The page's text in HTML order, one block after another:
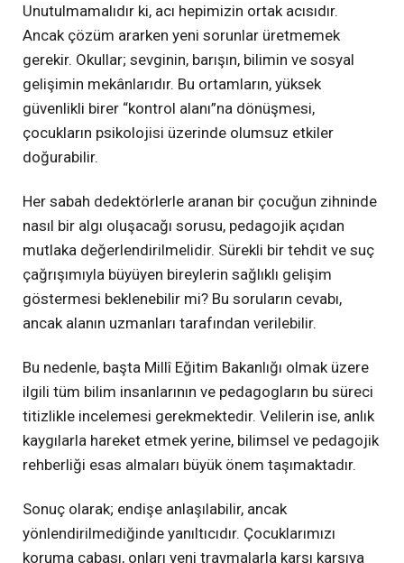
Unutulmamalıdır ki, acı hepimizin ortak acısıdır.
Ancak çözüm ararken yeni sorunlar üretmemek
gerekir. Okullar; sevginin, barışın, bilimin ve sosyal
gelişimin mekânlarıdır. Bu ortamların, yüksek
güvenlikli birer “kontrol alanı”na dönüşmesi,
çocukların psikolojisi üzerinde olumsuz etkiler
doğurabilir.
Her sabah dedektörlerle aranan bir çocuğun zihninde
nasıl bir algı oluşacağı sorusu, pedagojik açıdan
mutlaka değerlendirilmelidir. Sürekli bir tehdit ve suç
çağrışımıyla büyüyen bireylerin sağlıklı gelişim
göstermesi beklenebilir mi? Bu soruların cevabı,
ancak alanın uzmanları tarafından verilebilir.
Bu nedenle, başta Millî Eğitim Bakanlığı olmak üzere
ilgili tüm bilim insanlarının ve pedagogların bu süreci
titizlikle incelemesi gerekmektedir. Velilerin ise, anlık
kaygılarla hareket etmek yerine, bilimsel ve pedagojik
rehberliği esas almaları büyük önem taşımaktadır.
Sonuç olarak; endişe anlaşılabilir, ancak
yönlendirilmediğinde yanıltıcıdır. Çocuklarımızı
koruma çabası, onları yeni travmalarla karşı karşıya